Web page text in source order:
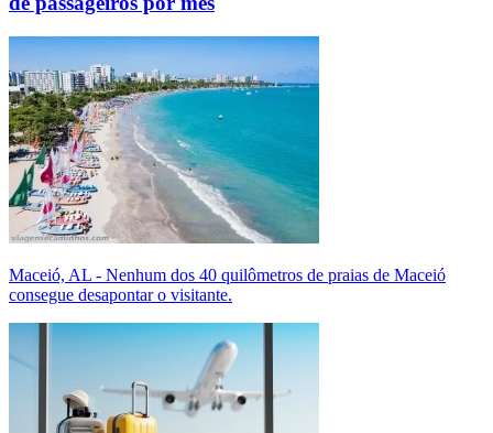
Maceió, AL - Nenhum dos 40 quilômetros de praias de Maceió
consegue desapontar o visitante.